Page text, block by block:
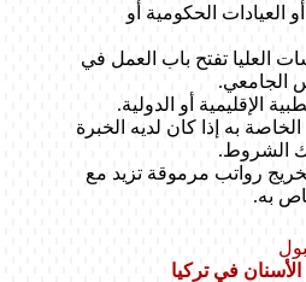
العيادات الحكومية أو
العليا تفتح باب العمل في
الجامعي.
الإقليمية أو الدولية.
به إذا كان لديه الخبرة
الشروط.
رواتب مرموقة تزيد مع
به.
في تركيا